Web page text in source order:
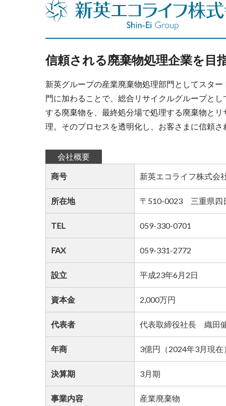
信頼される廃棄物処理企業を目
新英グループの産業廃棄物処理部門としてスタ
門に加わることで、総合リサイクルグループと
する廃棄物を、最終処分場で処理する廃棄物と
理。そのプロセスを透明化し、お客さまに信頼
会社概要
商号 新英エコライフ株式会
所在地 〒510-0023 三重県四
TEL 059-330-0701
FAX 059-331-2772
設立 平成23年6月2日
資本金 2,000万円
代表者 代表取締役社長 織田
年商 3億円（2024年3月現在
決算期 3月期
事業内容 産業廃棄物